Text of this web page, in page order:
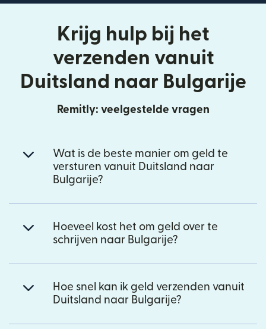
Krijg hulp bij het
verzenden vanuit
Duitsland naar Bulgarije
Remitly: veelgestelde vragen
Wat is de beste manier om geld te
versturen vanuit Duitsland naar
Bulgarije?
Hoeveel kost het om geld over te
schrijven naar Bulgarije?
Hoe snel kan ik geld verzenden vanuit
Duitsland naar Bulgarije?